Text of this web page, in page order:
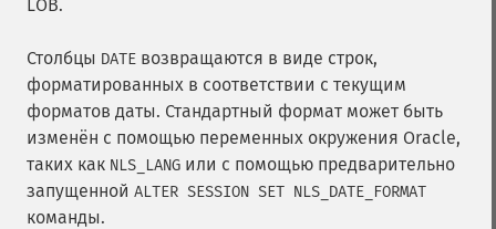
LOB.
Столбцы DATE возвращаются в виде строк,
форматированных в соответствии с текущим
форматов даты. Стандартный формат может быть
изменён с помощью переменных окружения Oracle,
таких как NLS_LANG или с помощью предварительно
запущенной ALTER SESSION SET NLS_DATE_FORMAT
команды.